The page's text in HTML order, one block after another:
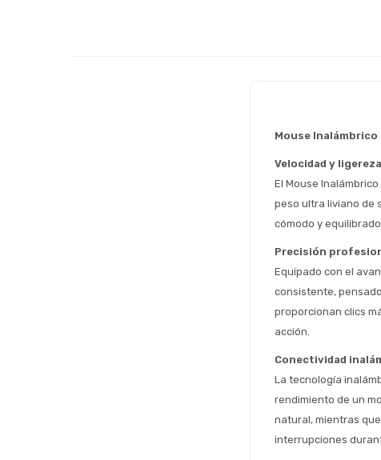
Mouse Inalámbrico
Velocidad y
El Mouse
peso ultra liviano de
cómodo y
Precisión
Equipado con el
consistente,
proporcionan clics
acción.
Conectividad
La tecnología
rendimiento de un
natural, mientras
interrupciones